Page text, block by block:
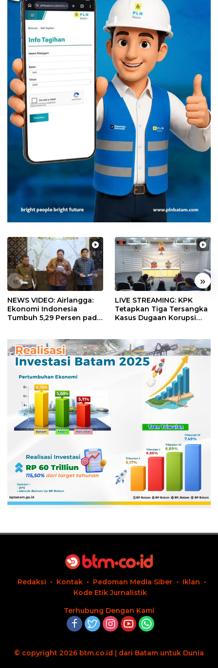
« »
NEWS VIDEO: Airlangga:
Ekonomi Indonesia
Tumbuh 5,29 Persen pada
LIVE STREAMING: KPK
Tetapkan Tiga Tersangka
Kasus Dugaan Korupsi
Redaksi Kontak Pedoman Media Siber
Iklan
Kode Etik Jurnalistik
Terhubung Dengan Kami
© copyright 2026 btm.co.id | dari Batam untuk Dunia